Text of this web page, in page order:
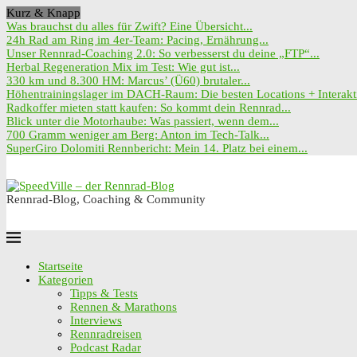
Kurz & Knapp
Was brauchst du alles für Zwift? Eine Übersicht...
24h Rad am Ring im 4er-Team: Pacing, Ernährung...
Unser Rennrad-Coaching 2.0: So verbesserst du deine „FTP“...
Herbal Regeneration Mix im Test: Wie gut ist...
330 km und 8.300 HM: Marcus’ (Ü60) brutaler...
Höhentrainingslager im DACH-Raum: Die besten Locations +
Radkoffer mieten statt kaufen: So kommt dein Rennrad...
Blick unter die Motorhaube: Was passiert, wenn dem...
700 Gramm weniger am Berg: Anton im Tech-Talk...
SuperGiro Dolomiti Rennbericht: Mein 14. Platz bei einem...
Rennrad-Blog, Coaching & Community
Startseite
Kategorien
Tipps & Tests
Rennen & Marathons
Interviews
Rennradreisen
Podcast Radar